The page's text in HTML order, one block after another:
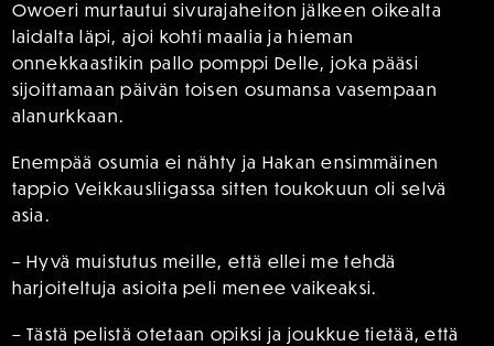
Owoeri murtautui sivurajaheiton jälkeen oikealta
laidalta läpi, ajoi kohti maalia ja hieman
onnekkaastikin pallo pomppi Delle, joka pääsi
sijoittamaan päivän toisen osumansa vasempaan
alanurkkaan.
Enempää osumia ei nähty ja Hakan ensimmäinen
tappio Veikkausliigassa sitten toukokuun oli selvä
asia.
– Hyvä muistutus meille, että ellei me tehdä
harjoiteltuja asioita peli menee vaikeaksi.
– Tästä pelistä otetaan opiksi ja joukkue tietää, että